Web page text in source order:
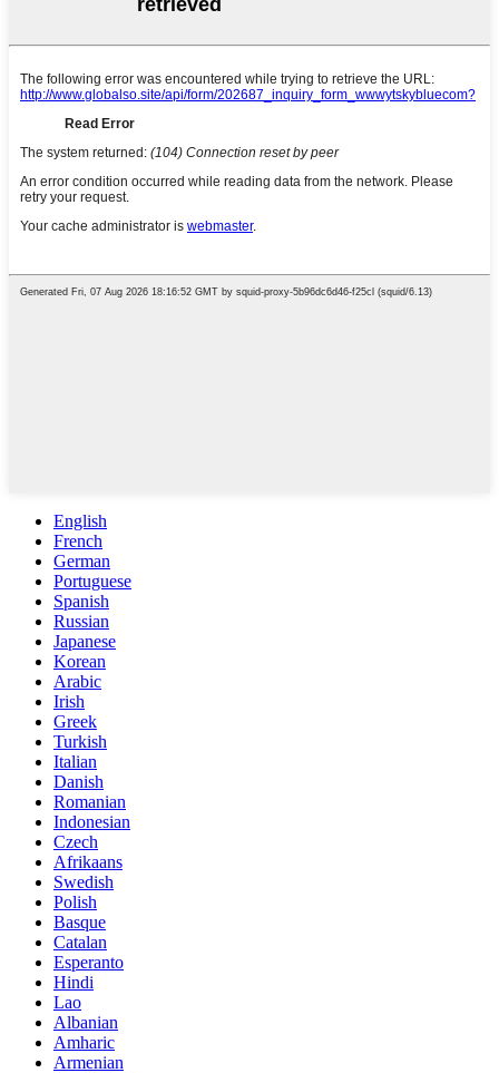
English
French
German
Portuguese
Spanish
Russian
Japanese
Korean
Arabic
Irish
Greek
Turkish
Italian
Danish
Romanian
Indonesian
Czech
Afrikaans
Swedish
Polish
Basque
Catalan
Esperanto
Hindi
Lao
Albanian
Amharic
Armenian